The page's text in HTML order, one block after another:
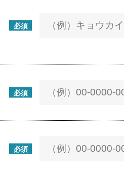
必須
必須
必須